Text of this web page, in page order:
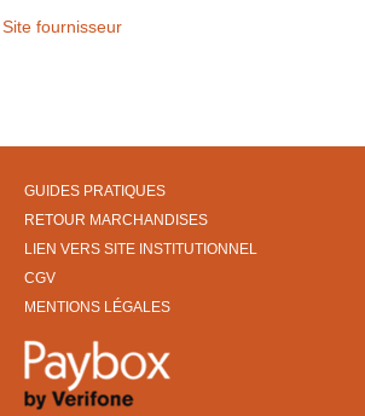
Site fournisseur
GUIDES PRATIQUES
RETOUR MARCHANDISES
LIEN VERS SITE INSTITUTIONNEL
CGV
MENTIONS LÉGALES